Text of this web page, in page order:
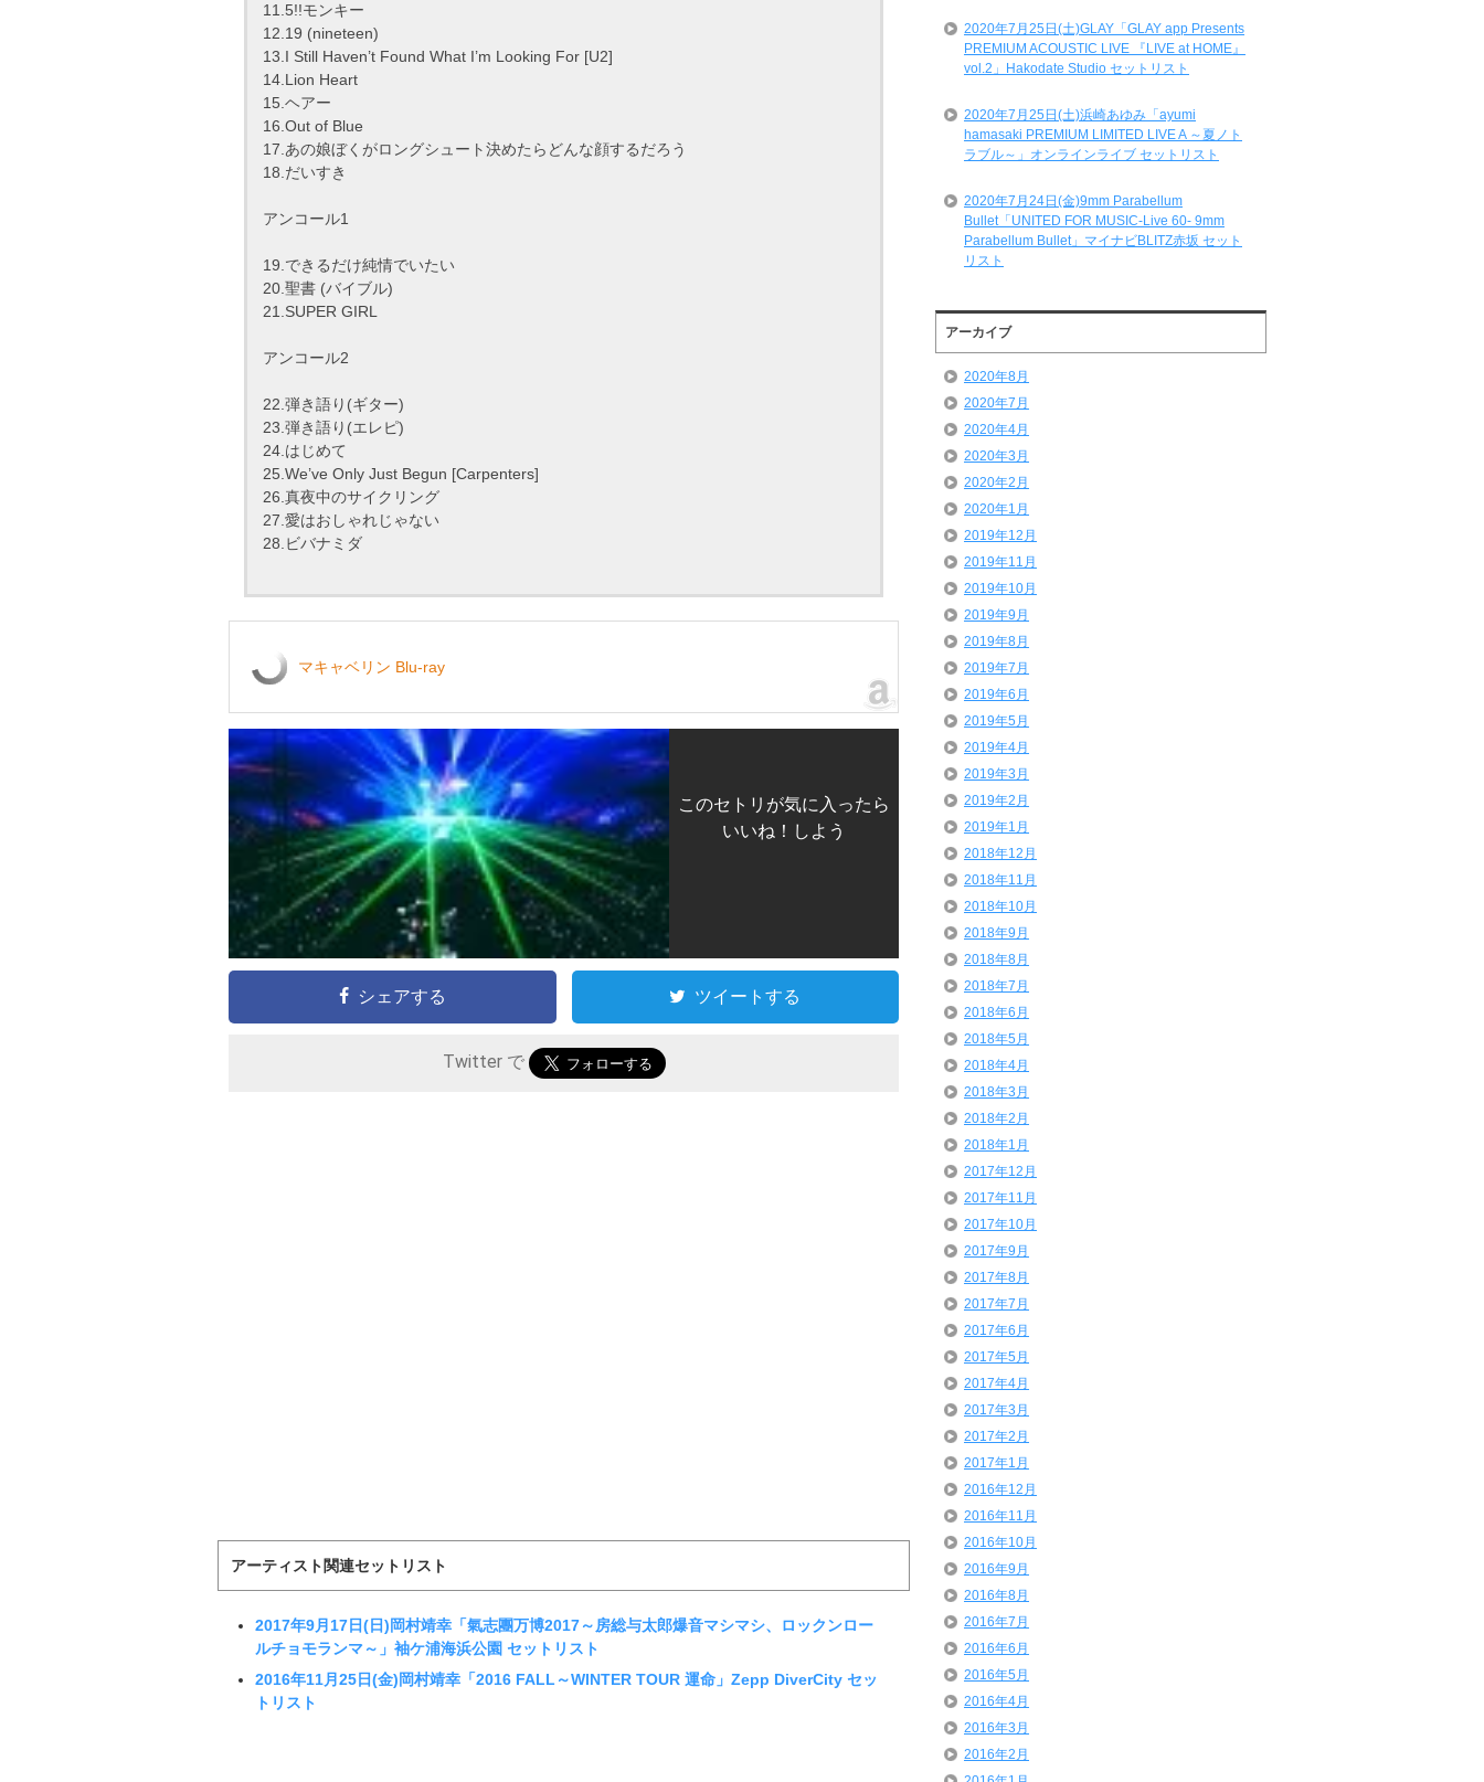
11.5!!モンキー
12.19 (nineteen)
13.I Still Haven’t Found What I’m Looking For [U2]
14.Lion Heart
15.ヘアー
16.Out of Blue
17.あの娘ぼくがロングシュート決めたらどんな顔するだろう
18.だいすき
アンコール1
19.できるだけ純情でいたい
20.聖書 (バイブル)
21.SUPER GIRL
アンコール2
22.弾き語り(ギター)
23.弾き語り(エレピ)
24.はじめて
25.We’ve Only Just Begun [Carpenters]
26.真夜中のサイクリング
27.愛はおしゃれじゃない
28.ビバナミダ
マキャベリン Blu-ray
このセトリが気に入ったら
いいね！しよう
シェアする ツイートする
Twitter で
アーティスト関連セットリスト
2017年9月17日(日)岡村靖幸「氣志團万博2017～房総与太郎爆音マシマシ、ロックンロー
ルチョモランマ～」袖ケ浦海浜公園 セットリスト
2016年11月25日(金)岡村靖幸「2016 FALL～WINTER TOUR 運命」Zepp DiverCity セッ
トリスト
2020年7月25日(土)GLAY「GLAY app Presents
PREMIUM ACOUSTIC LIVE 『LIVE at HOME』
vol.2」Hakodate Studio セットリスト
2020年7月25日(土)浜崎あゆみ「ayumi
hamasaki PREMIUM LIMITED LIVE A ～夏ノト
ラブル～」オンラインライブ セットリスト
2020年7月24日(金)9mm Parabellum
Bullet「UNITED FOR MUSIC-Live 60- 9mm
Parabellum Bullet」マイナビBLITZ赤坂 セット
リスト
アーカイブ
2020年8月
2020年7月
2020年4月
2020年3月
2020年2月
2020年1月
2019年12月
2019年11月
2019年10月
2019年9月
2019年8月
2019年7月
2019年6月
2019年5月
2019年4月
2019年3月
2019年2月
2019年1月
2018年12月
2018年11月
2018年10月
2018年9月
2018年8月
2018年7月
2018年6月
2018年5月
2018年4月
2018年3月
2018年2月
2018年1月
2017年12月
2017年11月
2017年10月
2017年9月
2017年8月
2017年7月
2017年6月
2017年5月
2017年4月
2017年3月
2017年2月
2017年1月
2016年12月
2016年11月
2016年10月
2016年9月
2016年8月
2016年7月
2016年6月
2016年5月
2016年4月
2016年3月
2016年2月